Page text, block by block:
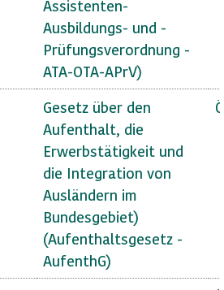
Assistenten-
Ausbildungs- und -
Prüfungsverordnung -
ATA-OTA-APrV)
Gesetz über den
Aufenthalt, die
Erwerbstätigkeit und
die Integration von
Ausländern im
Bundesgebiet)
(Aufenthaltsgesetz -
AufenthG)